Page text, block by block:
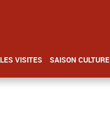
LES VISITES SAISON